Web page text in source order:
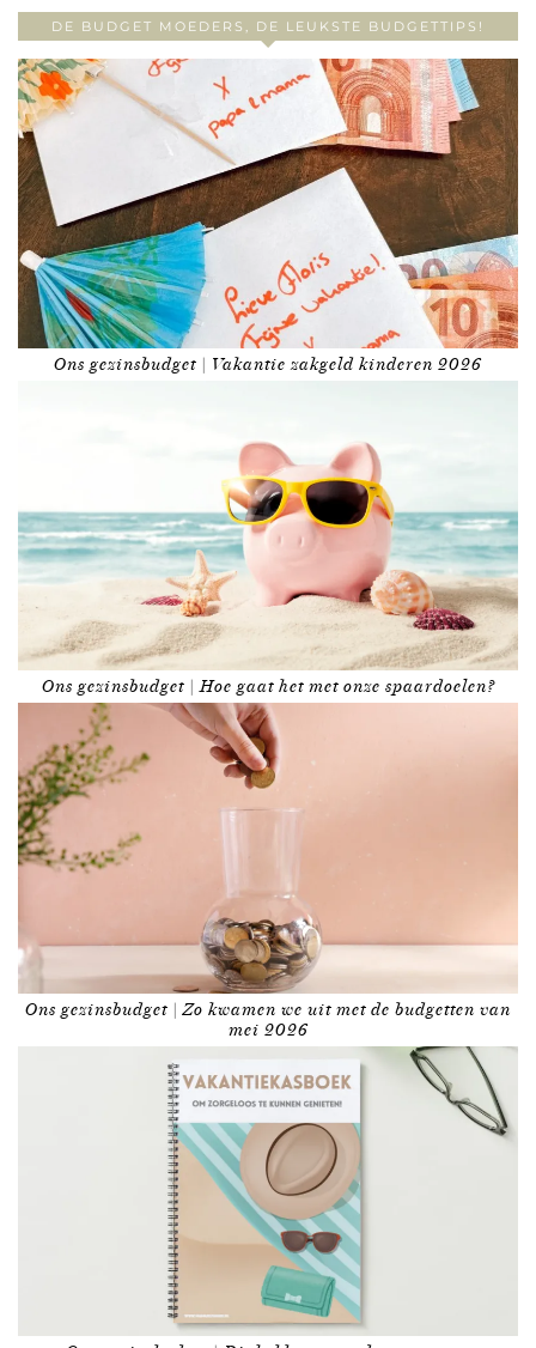
DE BUDGET MOEDERS, DE LEUKSTE BUDGETTIPS!
Ons gezinsbudget | Vakantie zakgeld kinderen 2026
Ons gezinsbudget | Hoe gaat het met onze spaardoelen?
Ons gezinsbudget | Zo kwamen we uit met de budgetten van
mei 2026